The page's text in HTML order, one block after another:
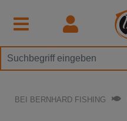
BEI BERNHARD FISHING